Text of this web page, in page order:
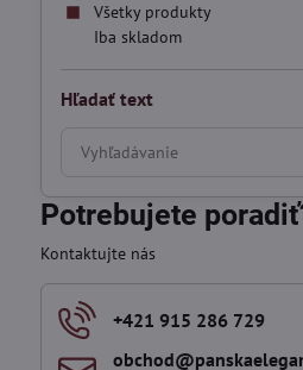
Všetky produkty
Iba skladom
Hľadať text
Prehľadať
výsledky
filtra
fulltextom
Potrebujete
Kontaktujte nás
+421 915 286 729